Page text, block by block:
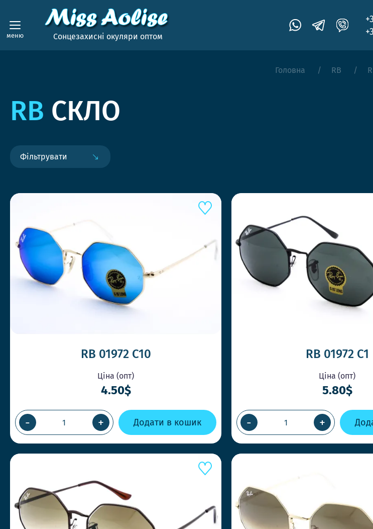
меню Сонцезахисні окуляри оптом
Головна RB
RB СКЛО
Фільтрувати
RB 01972 C10
Ціна (опт)
4.50$
- + Додати в кошик
RB 01972 С1
Ціна (опт)
5.80$
- +